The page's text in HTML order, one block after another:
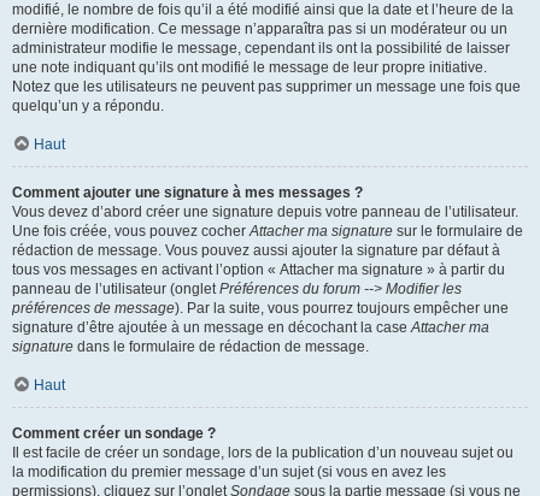
modifié, le nombre de fois qu’il a été modifié ainsi que la date et l’heure de la
dernière modification. Ce message n’apparaîtra pas si un modérateur ou un
administrateur modifie le message, cependant ils ont la possibilité de laisser
une note indiquant qu’ils ont modifié le message de leur propre initiative.
Notez que les utilisateurs ne peuvent pas supprimer un message une fois que
quelqu’un y a répondu.
Haut
Comment ajouter une signature à mes messages ?
Vous devez d’abord créer une signature depuis votre panneau de l’utilisateur.
Une fois créée, vous pouvez cocherAttacher ma signature sur le formulaire de
rédaction de message. Vous pouvez aussi ajouter la signature par défaut à
tous vos messages en activant l’option « Attacher ma signature » à partir du
panneau de l’utilisateur (ongletPréférences du forum --> Modifier les
préférences de message). Par la suite, vous pourrez toujours empêcher une
signature d’être ajoutée à un message en décochant la caseAttacher ma
signature dans le formulaire de rédaction de message.
Haut
Comment créer un sondage ?
Il est facile de créer un sondage, lors de la publication d’un nouveau sujet ou
la modification du premier message d’un sujet (si vous en avez les
permissions), cliquez sur l’ongletSondage sous la partie message (si vous ne